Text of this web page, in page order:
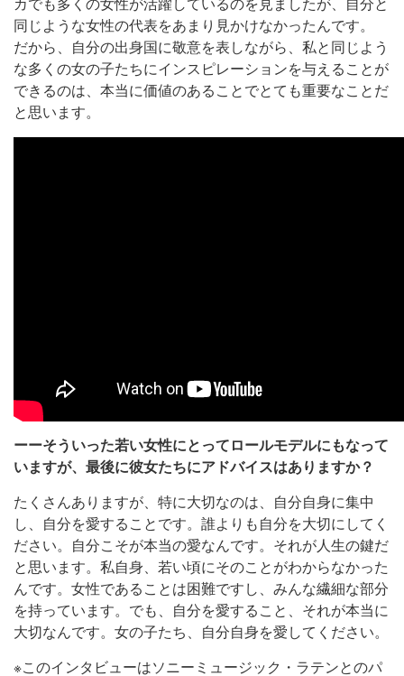
カでも多くの女性が活躍しているのを見ましたが、自分と
同じような女性の代表をあまり見かけなかったんです。
だから、自分の出身国に敬意を表しながら、私と同じよう
な多くの女の子たちにインスピレーションを与えることが
できるのは、本当に価値のあることでとても重要なことだ
と思います。
ーーそういった若い女性にとってロールモデルにもなって
いますが、最後に彼女たちにアドバイスはありますか？
たくさんありますが、特に大切なのは、自分自身に集中
し、自分を愛することです。誰よりも自分を大切にしてく
ださい。自分こそが本当の愛なんです。それが人生の鍵だ
と思います。私自身、若い頃にそのことがわからなかった
んです。女性であることは困難ですし、みんな繊細な部分
を持っています。でも、自分を愛すること、それが本当に
大切なんです。女の子たち、自分自身を愛してください。
※このインタビューはソニーミュージック・ラテンとのパ